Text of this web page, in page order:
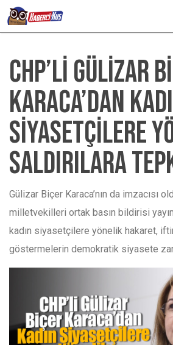
CHP’Lİ GÜLİZAR
KARACA’DAN
SİYASETÇİLERE
SALDIRILARA
Gülizar Biçer Karaca’nın da imzacısı
milletvekilleri ortak basın bildirisi
kadın siyasetçilere yönelik hakaret,
göstermelerin demokratik siyasete